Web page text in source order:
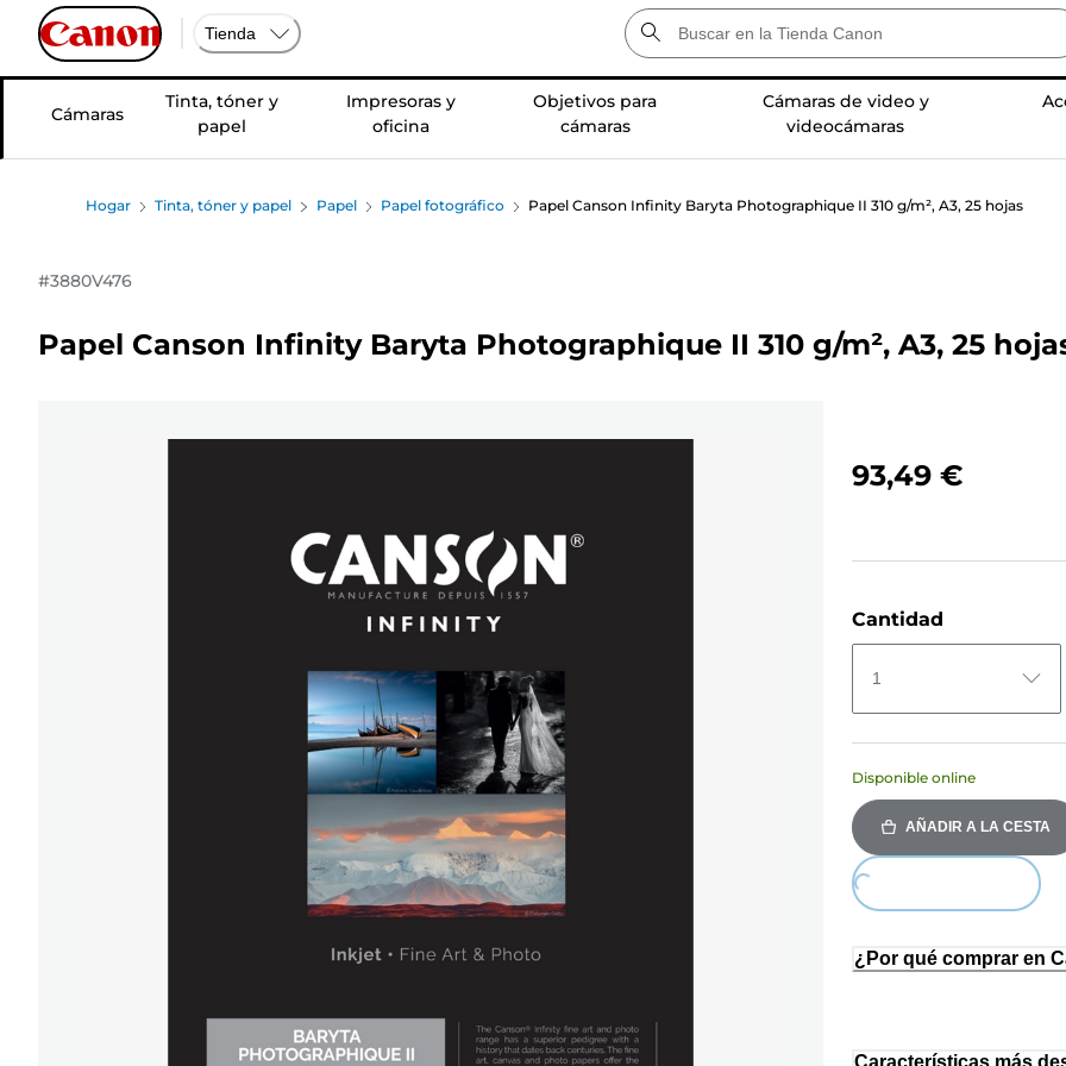
Tienda
Cámaras
Tinta, tóner y
papel
Impresoras y
oficina
Objetivos para
cámaras
Cámaras de video y
videocámaras
Hogar Tinta, tóner y papel Papel Papel fotográfico Papel Canson Infinity Baryta Photographique II 310 g/m², A3, 25 hojas
#3880V476
Papel Canson Infinity Baryta Photographique II 310 g/m², A3, 25
93,49 €
Cantidad
1
Disponible online
AÑADIR A LA CESTA
Loading...
¿Por qué comprar en